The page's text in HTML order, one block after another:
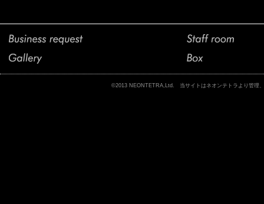
©2013 NEONTETRA,Ltd. 当サイトはネオンテトラより管理